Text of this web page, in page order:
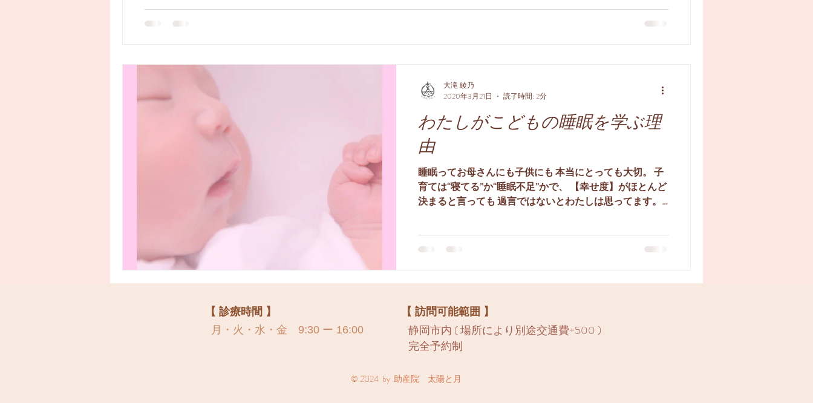
わたしがこどもの睡眠を学ぶ理
由
睡眠ってお母さんにも子供にも 本当にとっても大切。 子
育ては“寝てる”か“睡眠不足”かで、 【幸せ度】がほとんど
決まると言っても 過言ではないとわたしは思ってます。
る。...
大滝 綾乃
2020年3月21日
読了時間: 2分
【 診療時間 】
月・火・水・金 9:30 ー 16:00
【 訪問可能範囲 】
静岡市内 ​ ( 場所により別途交通費+500 )
完全予約制
© 2024 by 助産院 太陽と月